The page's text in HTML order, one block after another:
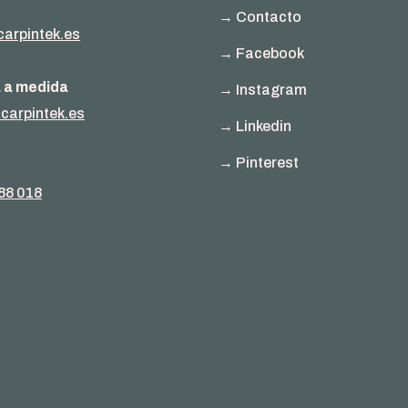
medida
018
→ Contacto
→ Facebook
→ Instagram
→ Linkedin
→ Pinterest